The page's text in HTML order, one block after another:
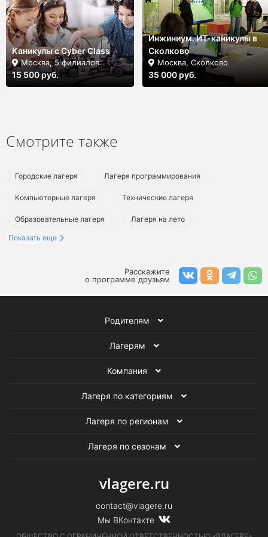
Каникулы с Cyber Class
Москва, 5 филиалов
15 500 руб.
Инжиниум. ИТ-каникулы в
Сколково
Москва, Сколково
35 000 руб.
Смотрите также
Городские лагеря Лагеря программирования
Компьютерные лагеря Технические лагеря
Образовательные лагеря Лагеря на лето
Лагеря в Воронежской области
Летние лагеря программирования
Летние образовательные лагеря
Показать еще
Расскажите
о программе друзьям
Родителям
Лагерям
Компания
Лагеря по категориям
Лагеря по регионам
Лагеря по сезонам
vlagere.ru
contact@vlagere.ru
Мы ВКонтакте